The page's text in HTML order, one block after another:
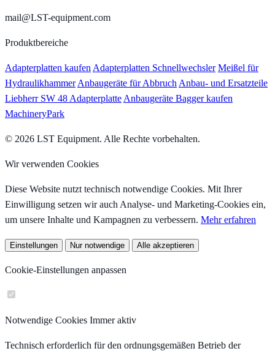
mail@LST-equipment.com
Produktbereiche
Adapterplatten kaufen Adapterplatten Schnellwechsler Meißel für
Hydraulikhammer Anbaugeräte für Abbruch Anbau- und Ersatzteile
Liebherr SW 48 Adapterplatte Anbaugeräte Bagger kaufen
MachineryPark
© 2026 LST Equipment. Alle Rechte vorbehalten.
Wir verwenden Cookies
Diese Website nutzt technisch notwendige Cookies. Mit Ihrer
Einwilligung setzen wir auch Analyse- und Marketing-Cookies ein,
um unsere Inhalte und Kampagnen zu verbessern. Mehr erfahren
Einstellungen Nur notwendige Alle akzeptieren
Cookie-Einstellungen anpassen
Notwendige Cookies Immer aktiv
Technisch erforderlich für den ordnungsgemäßen Betrieb der